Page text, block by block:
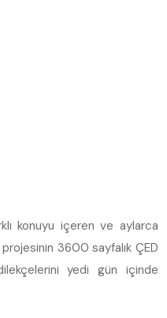
konuyu içeren ve aylarca
projesinin 3600 sayfalık ÇED
yedi gün içinde